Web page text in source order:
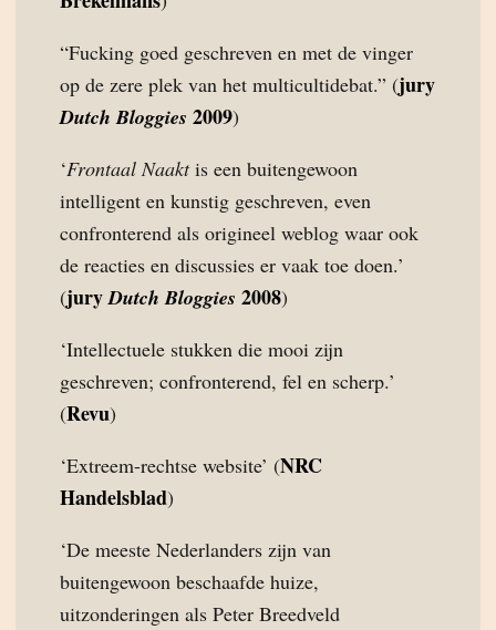
“Fucking goed geschreven en met de vinger
op de zere plek van het multicultidebat.” (jury
Dutch Bloggies 2009)
‘Frontaal Naaktis een buitengewoon
intelligent en kunstig geschreven, even
confronterend als origineel weblog waar ook
de reacties en discussies er vaak toe doen.’
(juryDutch Bloggies 2008)
‘Intellectuele stukken die mooi zijn
geschreven; confronterend, fel en scherp.’
(Revu)
‘Extreem-rechtse website’ (NRC
Handelsblad)
‘De meeste Nederlanders zijn van
buitengewoon beschaafde huize,
uitzonderingen als Peter Breedveld